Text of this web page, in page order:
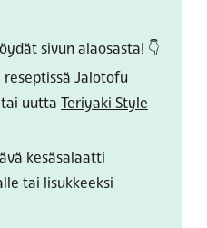
sivun alaosasta! 👇
Jalotofu
tai uutta Teriyaki Style
kesäsalaatti
tai lisukkeeksi